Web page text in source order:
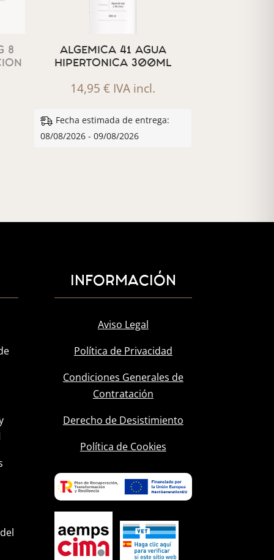
8
ALGEMICA 41 AGUA
HIPERTONICA 300ML
14,95€ IVA incl.
Fecha estimada de entrega:
08/08/2026 - 09/08/2026
INFORMACIÓN
Aviso Legal
Política de Privacidad
Condiciones Generales de
Contratación
Derecho de Desistimiento
Política de Cookies